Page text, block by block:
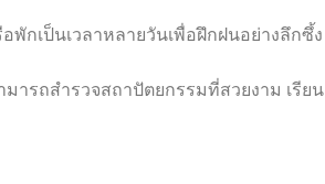
พักเป็นเวลาหลายวันเพื่อฝึกฝนอย่างลึกซึ้ง
รถสำรวจสถาปัตยกรรมที่สวยงาม เรียน